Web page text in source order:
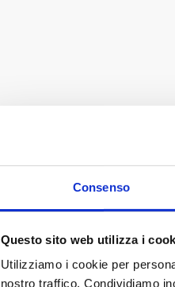
Consenso
Questo sito web utilizza i
Utilizziamo i cookie per
nostro traffico. Condividiamo